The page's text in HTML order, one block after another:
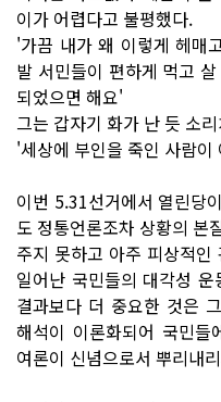
이가 어렵다고 불평했다.
'가끔 내가 왜 이렇게 헤매
발 서민들이 편하게 먹고
되었으면 해요'
그는 갑자기 화가 난 듯 소
'세상에 부인을 죽인 사람
이번 5.31선거에서 열린당
도 정통언론조차 상황의 본
주지 못하고 아주 피상적인
일어난 국민들의 대각성
결과보다 더 중요한 것은
해석이 이론화되어 국민
여론이 신념으로서 뿌리내